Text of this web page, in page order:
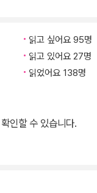
읽고 싶어요 95명
읽고 있어요 27명
읽었어요 138명
인할 수 있습니다.